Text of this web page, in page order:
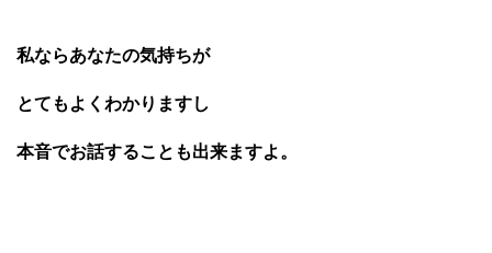
私ならあなたの気持ちが
とてもよくわかりますし
本音でお話することも出来ますよ。